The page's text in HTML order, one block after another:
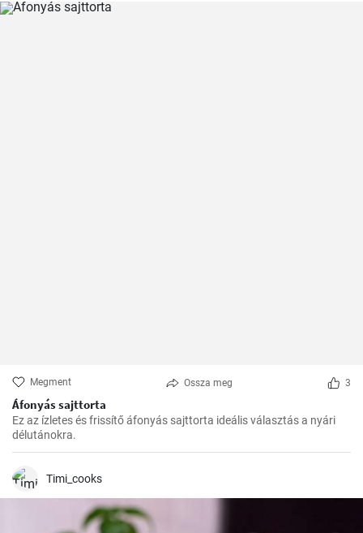
Megment Ossza meg 3
Áfonyás sajttorta
Ez az ízletes és frissítő áfonyás sajttorta ideális választás a nyári
délutánokra.
Timi_cooks